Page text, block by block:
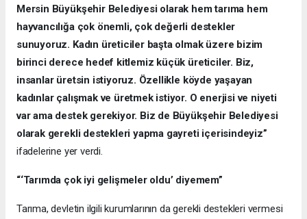
Mersin Büyükşehir Belediyesi olarak hem tarıma hem
hayvancılığa çok önemli, çok değerli destekler
sunuyoruz. Kadın üreticiler başta olmak üzere bizim
birinci derece hedef kitlemiz küçük üreticiler. Biz,
insanlar üretsin istiyoruz. Özellikle köyde yaşayan
kadınlar çalışmak ve üretmek istiyor. O enerjisi ve niyeti
var ama destek gerekiyor. Biz de Büyükşehir Belediyesi
olarak gerekli destekleri yapma gayreti içerisindeyiz”
ifadelerine yer verdi.
“‘Tarımda çok iyi gelişmeler oldu’ diyemem”
Tarıma, devletin ilgili kurumlarının da gerekli destekleri vermesi